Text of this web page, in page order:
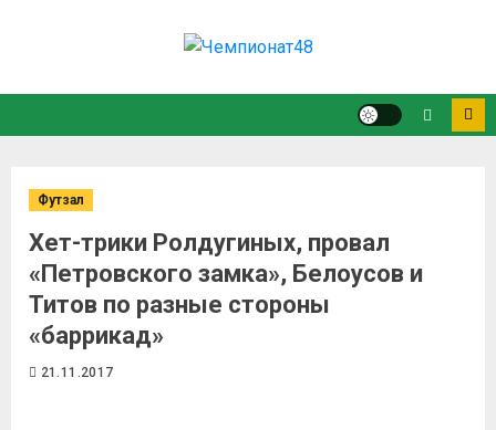
Футзал
Хет-трики Ролдугиных, провал
«Петровского замка», Белоусов и
Титов по разные стороны
«баррикад»
21.11.2017